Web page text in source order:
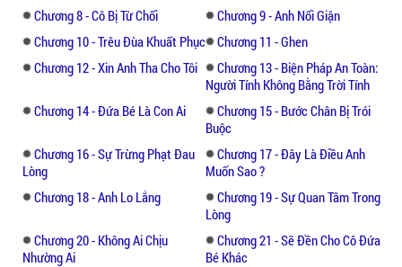
Ba năm sau ra tù, cô gặp lại anh. Tiếc thay
anh vẫn chưa thể quên đi mối hận thù năm
đó, vụ tai nạn đã cướp mất đứa con của anh
và Giản Đình, cũng gần như cướp mất Giản
Đình khỏi tay anh. Anh đưa cô về nhà, ép cô
làm giúp việc lấy tiền trả món nợ bồi thường
vụ tai nạn. Những ngày tháng sau đó là
chuỗi ngày sống trong địa ngục của cô. Anh
tống cô vào tù, rồi bây giờ lại hành hạ cô,
cưỡng bức cô, thậm chí chính tay anh đẩy cô
xuống lầu làm chết con của cô... Vậy mà cô
vẫn yêu người đàn ông này.
Chương 8 - Cô Bị Từ Chối
Chương 9 - Anh Nổi Giận
Chương 10 - Trêu Đùa Khuất Phục
Chương 11 - Ghen
Chương 12 - Xin Anh Tha Cho Tôi
Chương 13 - Biện Pháp An Toàn:
Người Tính Không Bằng Trời Tính
Chương 14 - Đứa Bé Là Con Ai
Chương 15 - Bước Chân Bị Trói
Buộc
Chương 16 - Sự Trừng Phạt Đau
Lòng
Chương 17 - Đây Là Điều Anh
Muốn Sao ?
Chương 18 - Anh Lo Lắng
Chương 19 - Sự Quan Tâm Trong
Lòng
Chương 20 - Không Ai Chịu
Nhường Ai
Chương 21 - Sẽ Đền Cho Cô Đứa
Bé Khác